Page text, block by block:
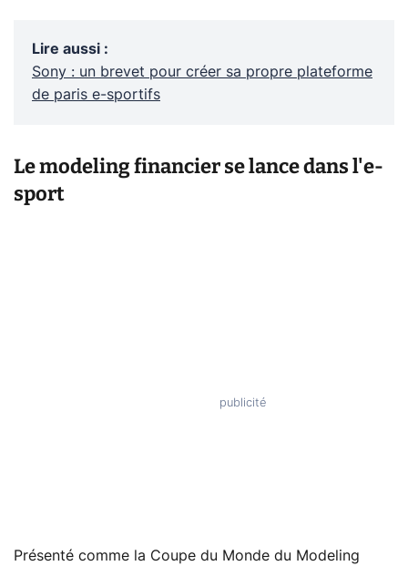
Lire aussi :
Sony : un brevet pour créer sa propre plateforme
de paris e-sportifs
Le modeling financier se lance dans l'e-
sport
Présenté comme la Coupe du Monde du Modeling